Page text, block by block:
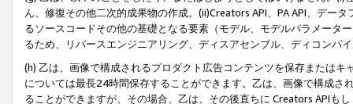
ん、修復その他二次的成果物の作成。(ii)Creators API、PA API、デー
るソースコードその他の基礎となる要素（モデル、モデルパラメータ
るため、リバースエンジニアリング、ディスアセンブル、ディコンパ
(h) 乙は、画像で構成されるプロダクト広告コンテンツを保存または
については最長24時間保存することができます。乙は、画像で構成
ることができますが、その場合、乙は、その後直ちに Creators APIも